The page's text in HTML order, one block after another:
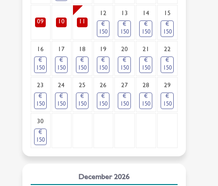
09 10 11
12
€
150
13
€
150
14
€
150
15
€
150
16
€
150
17
€
150
18
€
150
19
€
150
20
€
150
21
€
150
22
€
150
23
€
150
24
€
150
25
€
150
26
€
150
27
€
150
28
€
150
29
€
150
30
€
150
December 2026